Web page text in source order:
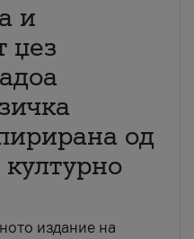
и
џез
од
издание на